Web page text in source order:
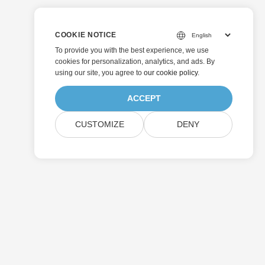
COOKIE NOTICE
To provide you with the best experience, we use
cookies for personalization, analytics, and ads. By
using our site, you agree to our cookie policy.
ACCEPT
CUSTOMIZE DENY